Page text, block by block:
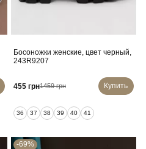
Босоножки женские, цвет черный,
243R9207
455 грн1459 грн Купить
36 37 38 39 40 41
-69%